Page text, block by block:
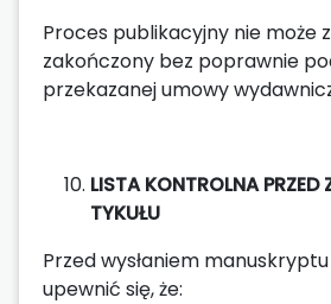
Proces publikacyjny nie może
zakończony bez poprawnie
przekazanej umowy
LISTA KONTROLNA PRZED
TYKUŁU
Przed wysłaniem
upewnić się, że: